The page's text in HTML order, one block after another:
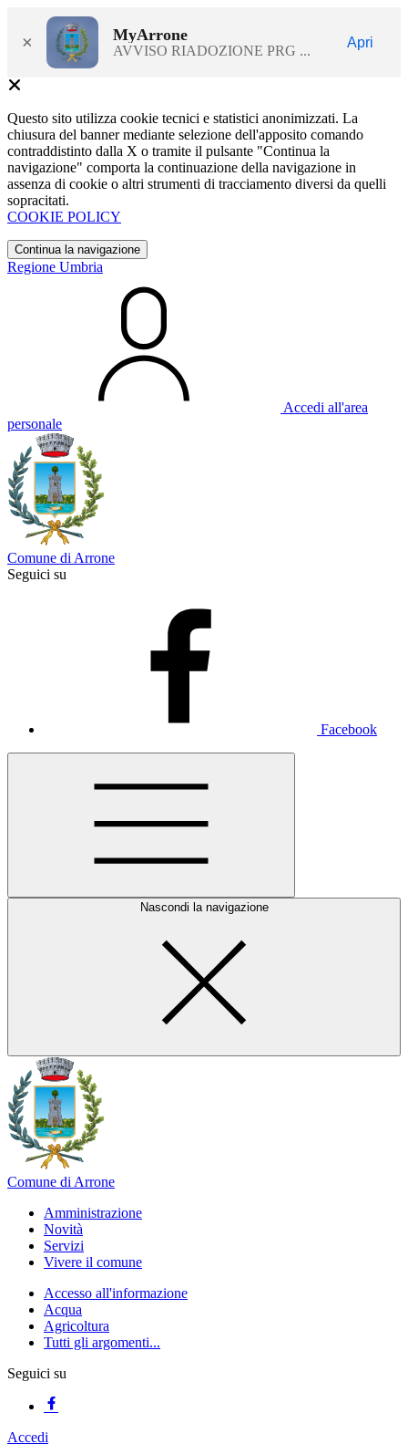
× MyArrone
AVVISO RIADOZIONE PRG ...
Apri
Questo sito utilizza cookie tecnici e statistici anonimizzati. La
chiusura del banner mediante selezione dell'apposito comando
contraddistinto dalla X o tramite il pulsante "Continua la
navigazione" comporta la continuazione della navigazione in
assenza di cookie o altri strumenti di tracciamento diversi da quelli
sopracitati.
COOKIE POLICY
Continua la navigazione
Regione Umbria
Accedi all'area
personale
Comune di Arrone
Seguici su
Facebook
Nascondi la navigazione
Comune di Arrone
Amministrazione
Novità
Servizi
Vivere il comune
Accesso all'informazione
Acqua
Agricoltura
Tutti gli argomenti...
Seguici su
Accedi